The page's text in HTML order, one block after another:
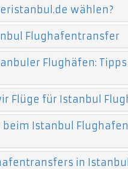
wählen?
Flughafentransfer
Flughäfen:
Flüge für Istanbul
Istanbul
in Istanbul